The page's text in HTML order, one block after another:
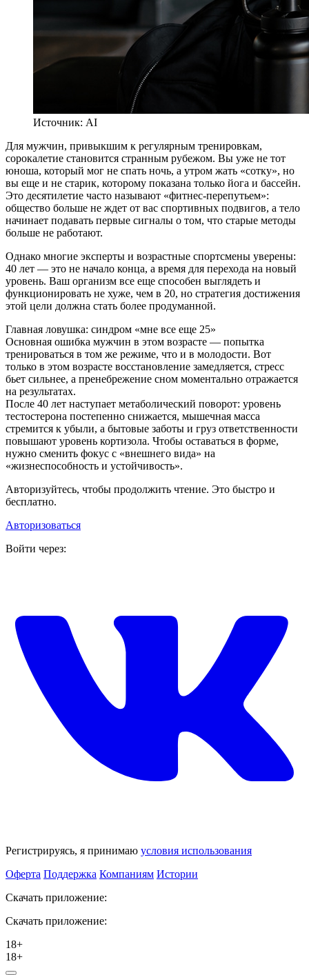
Источник: AI
Для мужчин, привыкшим к регулярным тренировкам,
сорокалетие становится странным рубежом. Вы уже не тот
юноша, который мог не спать ночь, а утром жать «сотку», но
вы еще и не старик, которому показана только йога и бассейн.
Это десятилетие часто называют «фитнес-перепутьем»:
общество больше не ждет от вас спортивных подвигов, а тело
начинает подавать первые сигналы о том, что старые методы
больше не работают.
Однако многие эксперты и возрастные спортсмены уверены:
40 лет — это не начало конца, а время для перехода на новый
уровень. Ваш организм все еще способен выглядеть и
функционировать не хуже, чем в 20, но стратегия достижения
этой цели должна стать более продуманной.
Главная ловушка: синдром «мне все еще 25»
Основная ошибка мужчин в этом возрасте — попытка
тренироваться в том же режиме, что и в молодости. Вот
только в этом возрасте восстановление замедляется, стресс
бьет сильнее, а пренебрежение сном моментально отражается
на результатах.
После 40 лет наступает метаболический поворот: уровень
тестостерона постепенно снижается, мышечная масса
стремится к убыли, а бытовые заботы и груз ответственности
повышают уровень кортизола. Чтобы оставаться в форме,
нужно сменить фокус с «внешнего вида» на
«жизнеспособность и устойчивость».
Авторизуйтесь, чтобы продолжить чтение. Это быстро и
бесплатно.
Авторизоваться
Войти через:
Регистрируясь, я принимаю условия использования
Оферта Поддержка Компаниям Истории
Скачать приложение:
Скачать приложение:
18+
18+